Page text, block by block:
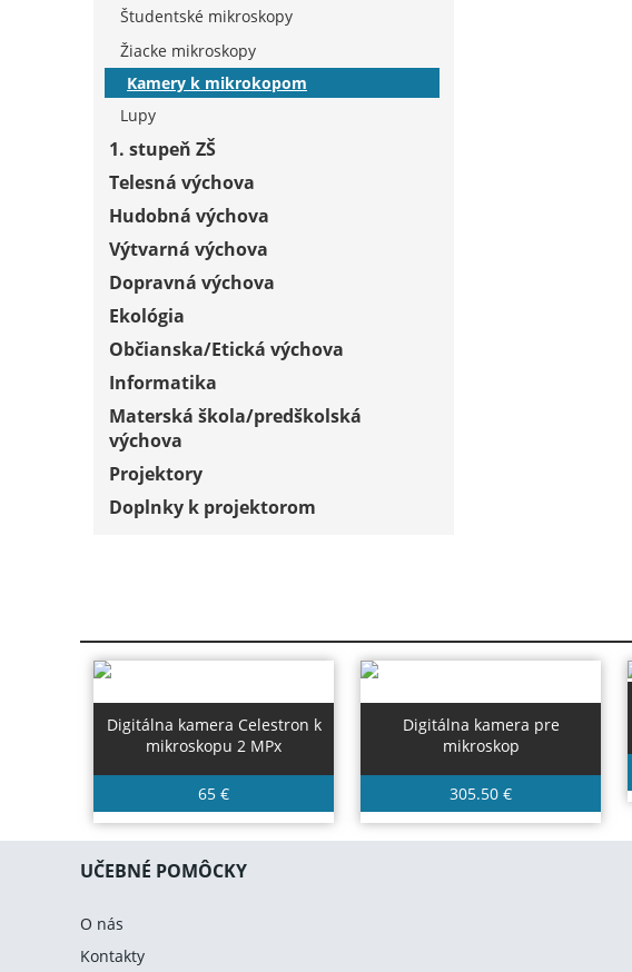
Študentské mikroskopy
Žiacke mikroskopy
Kamery k mikrokopom
Lupy
1. stupeň ZŠ
Telesná výchova
Hudobná výchova
Výtvarná výchova
Dopravná výchova
Ekológia
Občianska/Etická výchova
Informatika
Materská škola/predškolská
výchova
Projektory
Doplnky k projektorom
Digitálna kamera Celestron k
mikroskopu 2 MPx
65 €
Digitálna kamera pre
mikroskop
305.50 €
UČEBNÉ POMÔCKY
O nás
Kontakty